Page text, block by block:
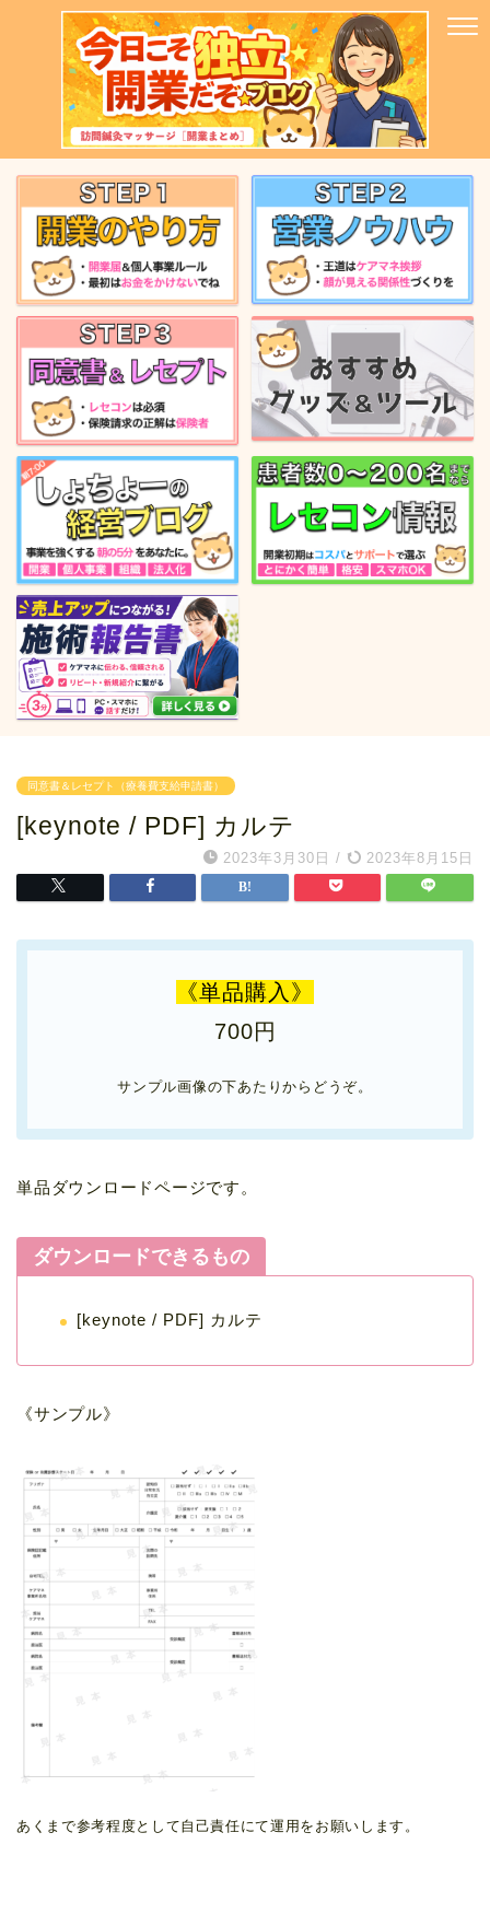
同意書＆レセプト（療養費支給申請書）
[keynote / PDF] カルテ
2023年3月30日 / 2023年8月15日
《単品購入》
700円
サンプル画像の下あたりからどうぞ。
単品ダウンロードページです。
ダウンロードできるもの
[keynote / PDF] カルテ
《サンプル》
あくまで参考程度として自己責任にて運用をお願いします。